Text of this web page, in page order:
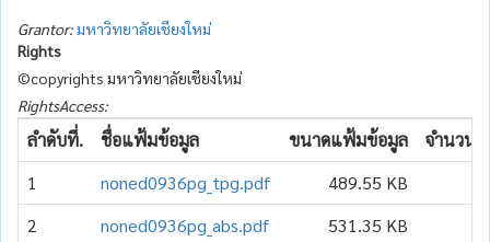
Grantor:มหาวิทยาลัยเชียงใหม่
Rights
©copyrights มหาวิทยาลัยเชียงใหม่
RightsAccess:
ลำดับที่. ชื่อแฟ้มข้อมูล ขนาดแฟ้มข้อมูล
จำนวนเ
1
noned0936pg_tpg.pdf
489.55 KB
2
noned0936pg_abs.pdf
531.35 KB